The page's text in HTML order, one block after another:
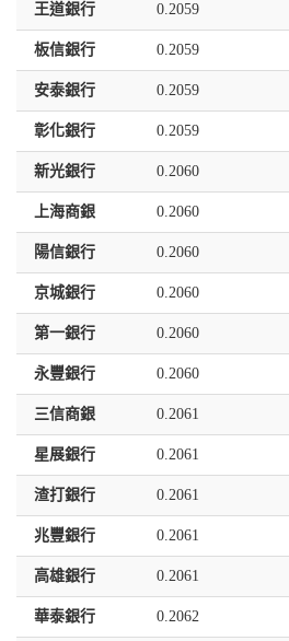
王道銀行 0.2059
板信銀行 0.2059
安泰銀行 0.2059
彰化銀行 0.2059
新光銀行 0.2060
上海商銀 0.2060
陽信銀行 0.2060
京城銀行 0.2060
第一銀行 0.2060
永豐銀行 0.2060
三信商銀 0.2061
星展銀行 0.2061
渣打銀行 0.2061
兆豐銀行 0.2061
高雄銀行 0.2061
華泰銀行 0.2062